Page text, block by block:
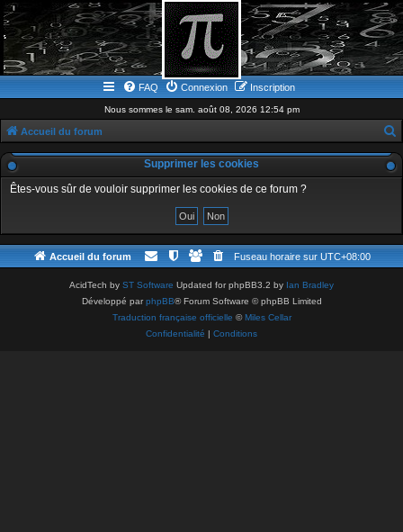
FAQ Connexion Inscription
Nous sommes le sam. août 08, 2026 12:54 pm
Accueil du forum
e
r
Supprimer les cookies
Êtes-vous sûr de vouloir supprimer les cookies de ce forum ?
Accueil du forum Fuseau horaire sur UTC+08:00
AcidTech by ST Software Updated for phpBB3.2 by Ian Bradley
Développé parphpBB® Forum Software © phpBB Limited
Traduction française officielle ©Miles Cellar
Confidentialité | Conditions